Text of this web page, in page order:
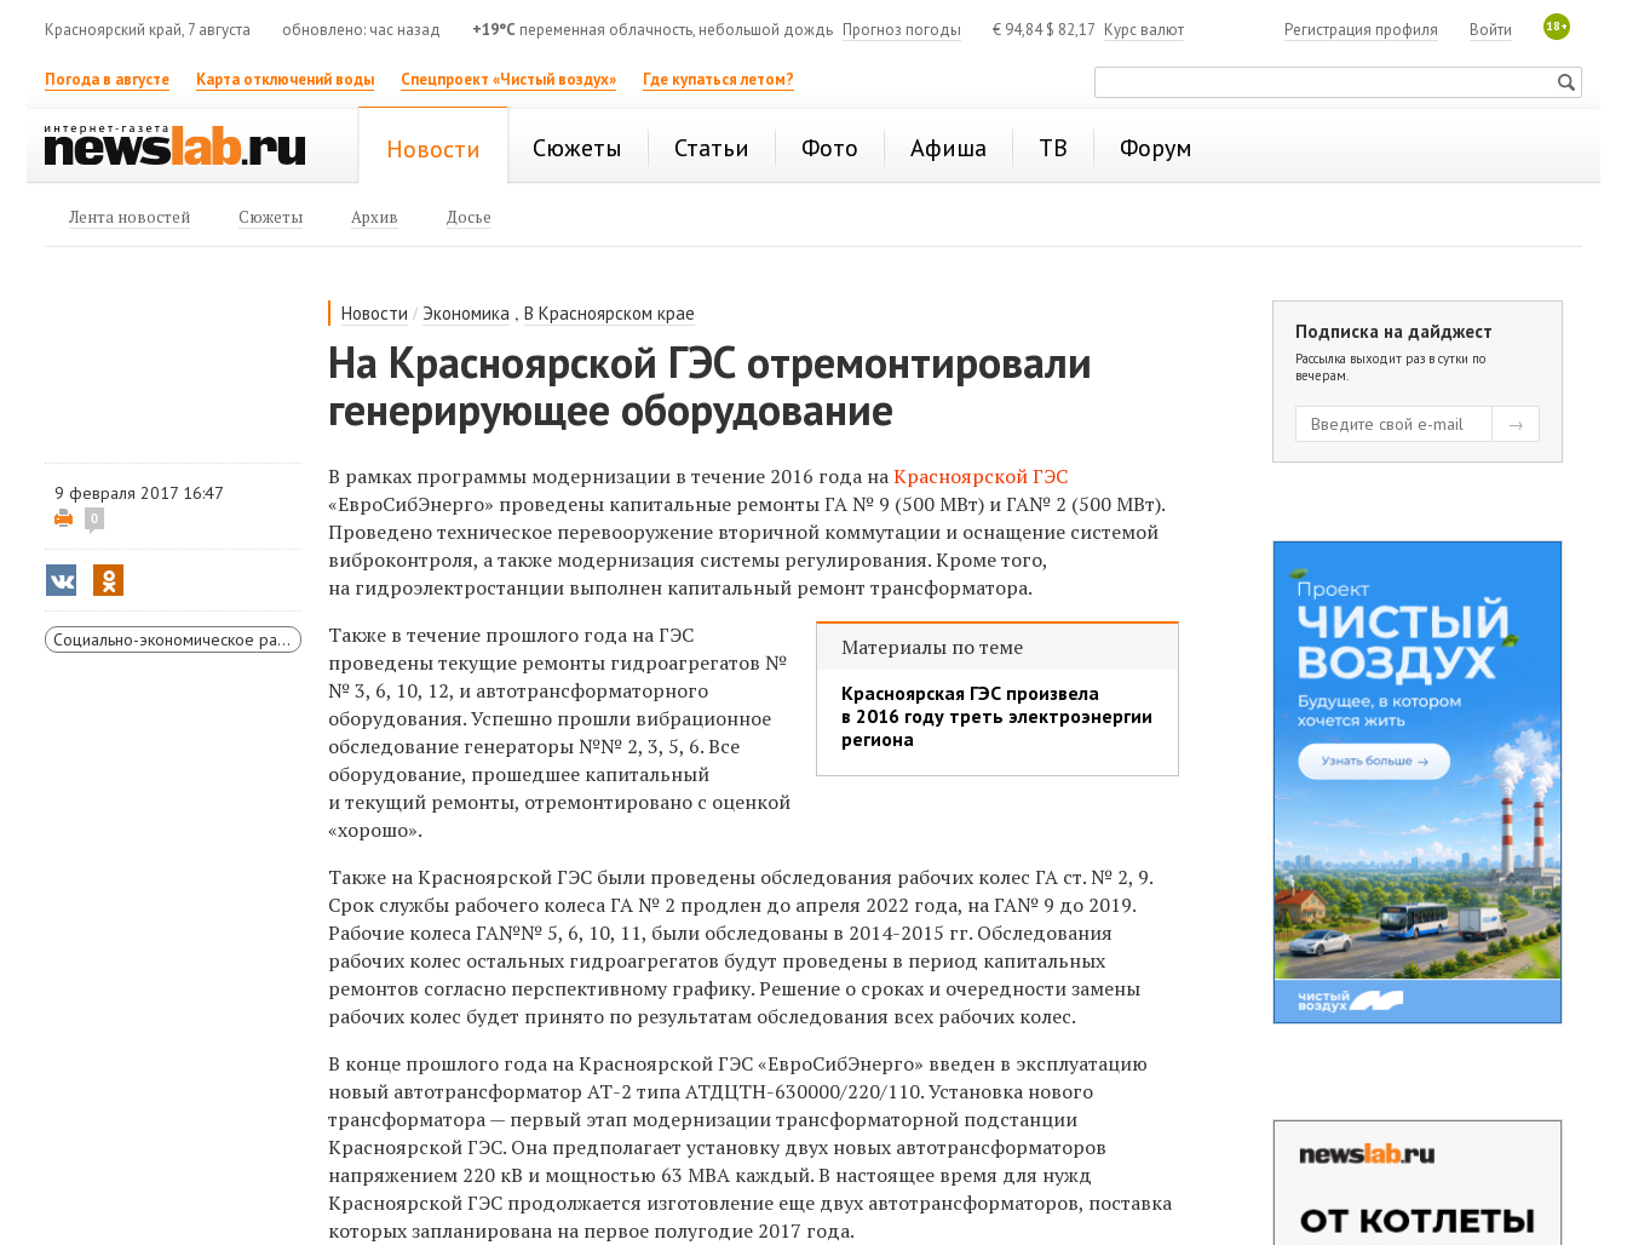
Красноярский край, 7 августа обновлено: час назад +19°C переменная облачность, небольшой дождь Прогноз погоды € 94,84$ 82,17 Курс валют 18+
Войти
Регистрация профиля
Погода в августе Карта отключений воды Спецпроект «Чистый воздух» Где купаться летом?
Новости Сюжеты Статьи Фото Афиша ТВ Форум
Лента новостей Сюжеты Архив Досье
Новости / Экономика ,В Красноярском крае
На Красноярской ГЭС отремонтировали
генерирующее оборудование
9 февраля 2017 16:47
0
Социально-экономическое развитие Красноярского края
В рамках программы модернизации в течение 2016 года наКрасноярской ГЭС
«ЕвроСибЭнерго» проведены капитальные ремонты ГА № 9 (500 МВт) и ГА№ 2 (500 МВт).
Проведено техническое перевооружение вторичной коммутации и оснащение системой
виброконтроля, а также модернизация системы регулирования. Кроме того,
на гидроэлектростанции выполнен капитальный ремонт трансформатора.
Материалы по теме
Красноярская ГЭС произвела
в 2016 году треть электроэнергии
региона
Также в течение прошлого года на ГЭС
проведены текущие ремонты гидроагрегатов №
№ 3, 6, 10, 12, и автотрансформаторного
оборудования. Успешно прошли вибрационное
обследование генераторы №№ 2, 3, 5, 6. Все
оборудование, прошедшее капитальный
и текущий ремонты, отремонтировано с оценкой
«хорошо».
Также на Красноярской ГЭС были проведены обследования рабочих колес ГА ст. № 2, 9.
Срок службы рабочего колеса ГА № 2 продлен до апреля 2022 года, на ГА№ 9 до 2019.
Рабочие колеса ГА№№ 5, 6, 10, 11, были обследованы в 2014-2015 гг. Обследования
рабочих колес остальных гидроагрегатов будут проведены в период капитальных
ремонтов согласно перспективному графику. Решение о сроках и очередности замены
рабочих колес будет принято по результатам обследования всех рабочих колес.
В конце прошлого года на Красноярской ГЭС «ЕвроСибЭнерго» введен в эксплуатацию
новый автотрансформатор АТ-2 типа АТДЦТН-630000/220/110. Установка нового
трансформатора — первый этап модернизации трансформаторной подстанции
Красноярской ГЭС. Она предполагает установку двух новых автотрансформаторов
напряжением 220 кВ и мощностью 63 МВА каждый. В настоящее время для нужд
Красноярской ГЭС продолжается изготовление еще двух автотрансформаторов, поставка
которых запланирована на первое полугодие 2017 года.
Подписка на дайджест
Рассылка выходит раз в сутки по
вечерам.